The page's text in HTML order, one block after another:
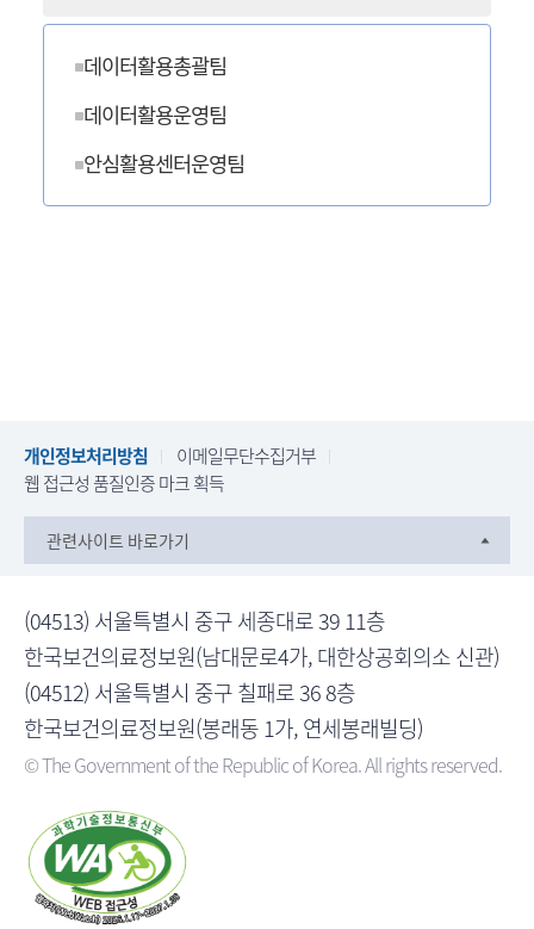
데이터활용총괄팀
데이터활용운영팀
안심활용센터운영팀
개인정보처리방침
이메일무단수집거부
웹 접근성 품질인증 마크 획득
관련사이트 바로가기
(04513) 서울특별시 중구 세종대로 39 11층
한국보건의료정보원(남대문로4가, 대한상공회의소 신관)
(04512) 서울특별시 중구 칠패로 36 8층
한국보건의료정보원(봉래동 1가, 연세봉래빌딩)
© The Government of the Republic of Korea. All rights reserved.